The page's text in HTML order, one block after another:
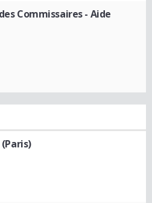
Commissaires- Aide